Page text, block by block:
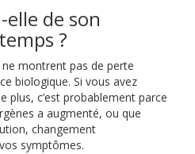
de son
?
montrent pas de perte
biologique. Si vous avez
plus, c’est probablement parce
a augmenté, ou que
changement
symptômes.